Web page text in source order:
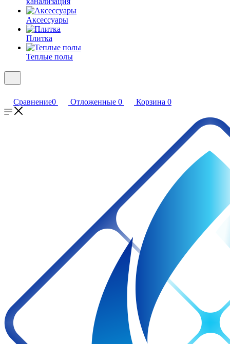
Аксессуары
Плитка
Теплые полы
Сравнение0 Отложенные 0 Корзина 0